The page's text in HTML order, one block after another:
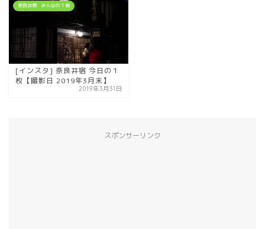
奈良井宿 みんなの１枚
[インスタ] 奈良井宿 今日の１
枚【撮影日 2019年3月末】
2019年3月31日
スポンサーリンク